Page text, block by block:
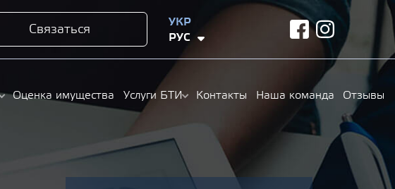
Связаться
УКР
РУС
facebookinstagram
Оценка имущества Услуги БТИ Контакты Наша команда Отзывы